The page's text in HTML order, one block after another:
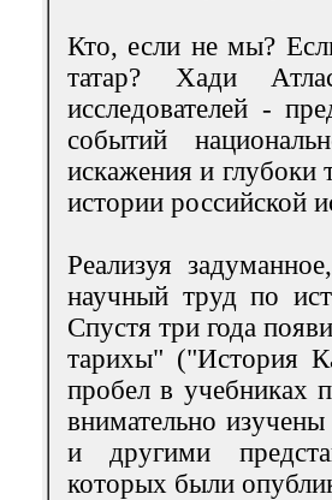
Кто, если не мы?
татар? Хади
исследователей -
событий
искажения и глубоки
истории российской
Реализуя
научный труд по
Спустя три года
тарихы" ("История
пробел в учебниках
внимательно
и другими
которых были